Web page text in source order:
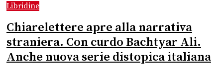
Libridine
Chiarelettere apre alla narrativa
straniera. Con curdo Bachtyar Ali.
Anche nuova serie distopica italiana